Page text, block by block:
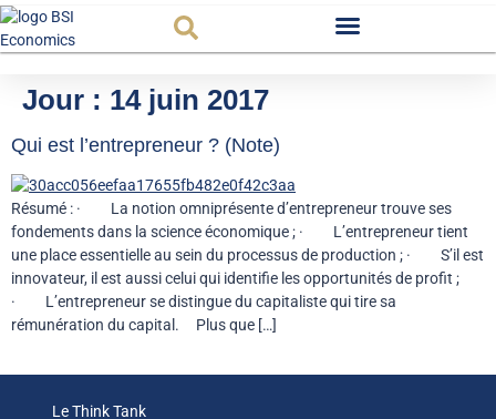
Jour : 14 juin 2017
Qui est l’entrepreneur ? (Note)
Résumé : · La notion omniprésente d’entrepreneur trouve ses
fondements dans la science économique ; · L’entrepreneur tient
une place essentielle au sein du processus de production ; · S’il est
innovateur, il est aussi celui qui identifie les opportunités de profit ;
· L’entrepreneur se distingue du capitaliste qui tire sa
rémunération du capital. Plus que […]
Le Think Tank